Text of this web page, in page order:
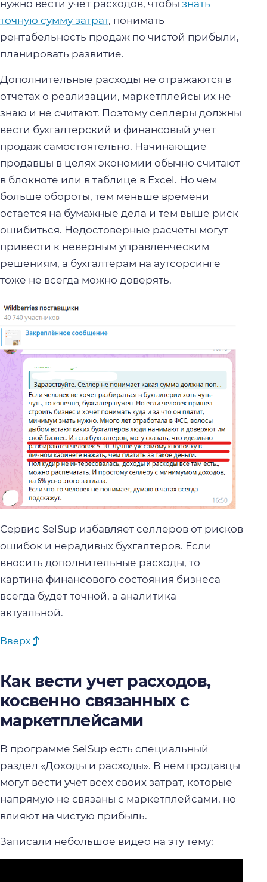
нужно вести учет расходов, чтобы знать
точную сумму затрат, понимать
рентабельность продаж по чистой прибыли,
планировать развитие.
Дополнительные расходы не отражаются в
отчетах о реализации, маркетплейсы их не
знаю и не считают. Поэтому селлеры должны
вести бухгалтерский и финансовый учет
продаж самостоятельно. Начинающие
продавцы в целях экономии обычно считают
в блокноте или в таблице в Excel. Но чем
больше обороты, тем меньше времени
остается на бумажные дела и тем выше риск
ошибиться. Недостоверные расчеты могут
привести к неверным управленческим
решениям, а бухгалтерам на аутсорсинге
тоже не всегда можно доверять.
Сервис SelSup избавляет селлеров от рисков
ошибок и нерадивых бухгалтеров. Если
вносить дополнительные расходы, то
картина финансового состояния бизнеса
всегда будет точной, а аналитика
актуальной.
Вверх
Как вести учет расходов,
косвенно связанных с
маркетплейсами
В программе SelSup есть специальный
раздел «Доходы и расходы». В нем продавцы
могут вести учет всех своих затрат, которые
напрямую не связаны с маркетплейсами, но
влияют на чистую прибыль.
Записали небольшое видео на эту тему: